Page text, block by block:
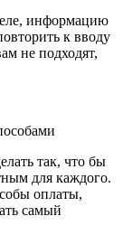
информацию
к вводу
не подходят,
так, что бы
для каждого.
оплаты,
самый